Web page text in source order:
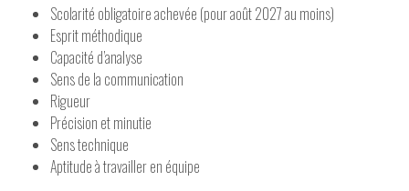
Scolarité obligatoire achevée (pour août 2027 au moins)
Esprit méthodique
Capacité d’analyse
Sens de la communication
Rigueur
Précision et minutie
Sens technique
Aptitude à travailler en équipe